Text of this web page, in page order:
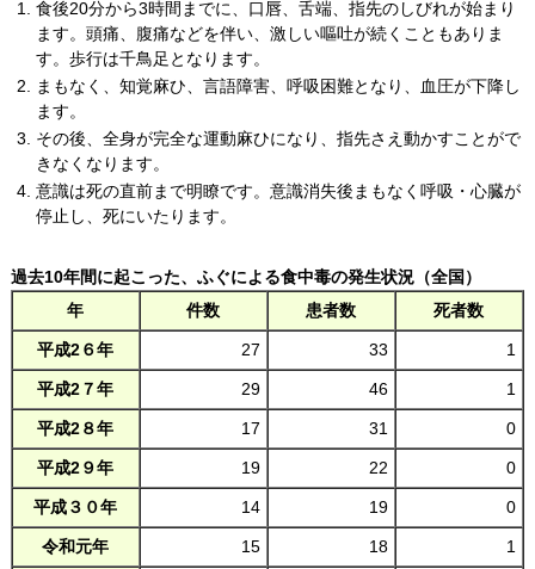
食後20分から3時間までに、口唇、舌端、指先のしびれが始まり
ます。頭痛、腹痛などを伴い、激しい嘔吐が続くこともありま
す。歩行は千鳥足となります。
まもなく、知覚麻ひ、言語障害、呼吸困難となり、血圧が下降し
ます。
その後、全身が完全な運動麻ひになり、指先さえ動かすことがで
きなくなります。
意識は死の直前まで明瞭です。意識消失後まもなく呼吸・心臓が
停止し、死にいたります。
過去10年間に起こった、ふぐによる食中毒の発生状況（全国）
年
件数 患者数 死者数
平成2６年 27 33 1
平成2７年 29 46 1
平成2８年 17 31 0
平成2９年 19 22 0
平成３０年 14 19 0
令和元年 15 18 1